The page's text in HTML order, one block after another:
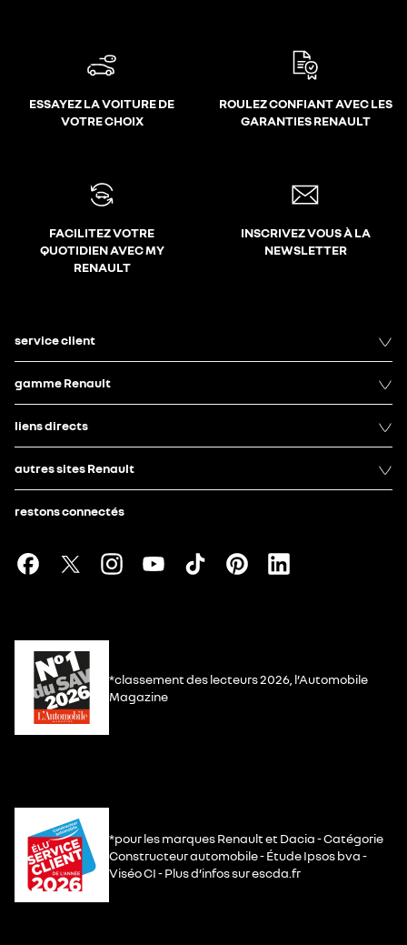
ESSAYEZ LA VOITURE DE
VOTRE CHOIX
ROULEZ CONFIANT AVEC LES
GARANTIES RENAULT
FACILITEZ VOTRE
QUOTIDIEN AVEC MY
RENAULT
INSCRIVEZ VOUS À LA
NEWSLETTER
service client
gamme Renault
liens directs
autres sites Renault
restons connectés
*classement des lecteurs 2026, l’Automobile
Magazine
*pour les marques Renault et Dacia - Catégorie
Constructeur automobile - Étude Ipsos bva -
Viséo CI - Plus d’infos sur escda.fr